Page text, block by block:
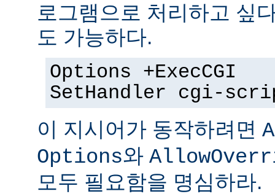
로그램으로 처리하고 싶
도 가능하다.
Options +ExecCGI
SetHandler cgi-
이 지시어가 동작하려면
Options와
모두 필요함을 명심하라.